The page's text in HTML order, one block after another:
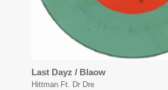
Last Dayz / Blaow
Hittman Ft. Dr Dre